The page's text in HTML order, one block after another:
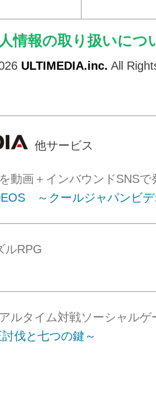
情報の取り扱いにつ
ULTIMEDIA.inc. All
他サービス
動画＋インバウンドSNSで
～クールジャパンビ
ルRPG
ルタイム対戦ソーシャルゲ
伐と七つの鍵～